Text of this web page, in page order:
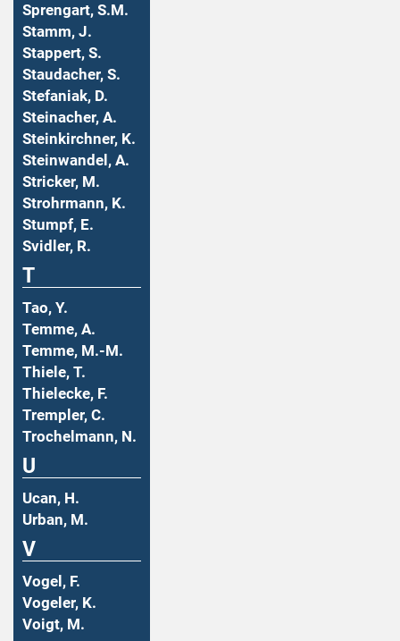
Sprengart, S.M.
Stamm, J.
Stappert, S.
Staudacher, S.
Stefaniak, D.
Steinacher, A.
Steinkirchner, K.
Steinwandel, A.
Stricker, M.
Strohrmann, K.
Stumpf, E.
Svidler, R.
T
Tao, Y.
Temme, A.
Temme, M.-M.
Thiele, T.
Thielecke, F.
Trempler, C.
Trochelmann, N.
U
Ucan, H.
Urban, M.
V
Vogel, F.
Vogeler, K.
Voigt, M.